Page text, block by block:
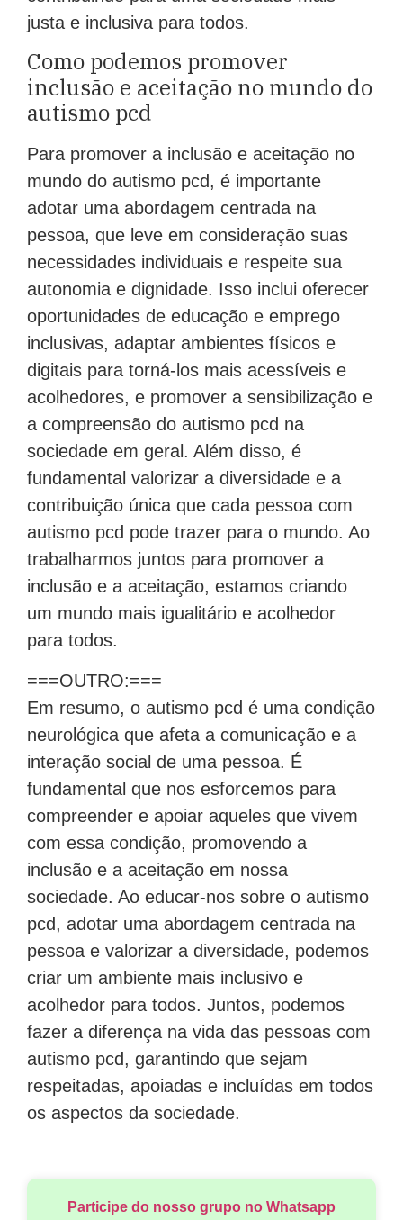
justa e inclusiva para todos.
Como podemos promover
inclusão e aceitação no mundo do
autismo pcd
Para promover a inclusão e aceitação no
mundo do autismo pcd, é importante
adotar uma abordagem centrada na
pessoa, que leve em consideração suas
necessidades individuais e respeite sua
autonomia e dignidade. Isso inclui oferecer
oportunidades de educação e emprego
inclusivas, adaptar ambientes físicos e
digitais para torná-los mais acessíveis e
acolhedores, e promover a sensibilização e
a compreensão do autismo pcd na
sociedade em geral. Além disso, é
fundamental valorizar a diversidade e a
contribuição única que cada pessoa com
autismo pcd pode trazer para o mundo. Ao
trabalharmos juntos para promover a
inclusão e a aceitação, estamos criando
um mundo mais igualitário e acolhedor
para todos.
===OUTRO:===
Em resumo, o autismo pcd é uma condição
neurológica que afeta a comunicação e a
interação social de uma pessoa. É
fundamental que nos esforcemos para
compreender e apoiar aqueles que vivem
com essa condição, promovendo a
inclusão e a aceitação em nossa
sociedade. Ao educar-nos sobre o autismo
pcd, adotar uma abordagem centrada na
pessoa e valorizar a diversidade, podemos
criar um ambiente mais inclusivo e
acolhedor para todos. Juntos, podemos
fazer a diferença na vida das pessoas com
autismo pcd, garantindo que sejam
respeitadas, apoiadas e incluídas em todos
os aspectos da sociedade.
Participe do nosso grupo no Whatsapp